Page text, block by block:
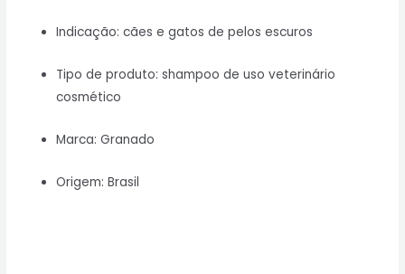
Indicação: cães e gatos de pelos escuros
Tipo de produto: shampoo de uso veterinário
cosmético
Marca: Granado
Origem: Brasil